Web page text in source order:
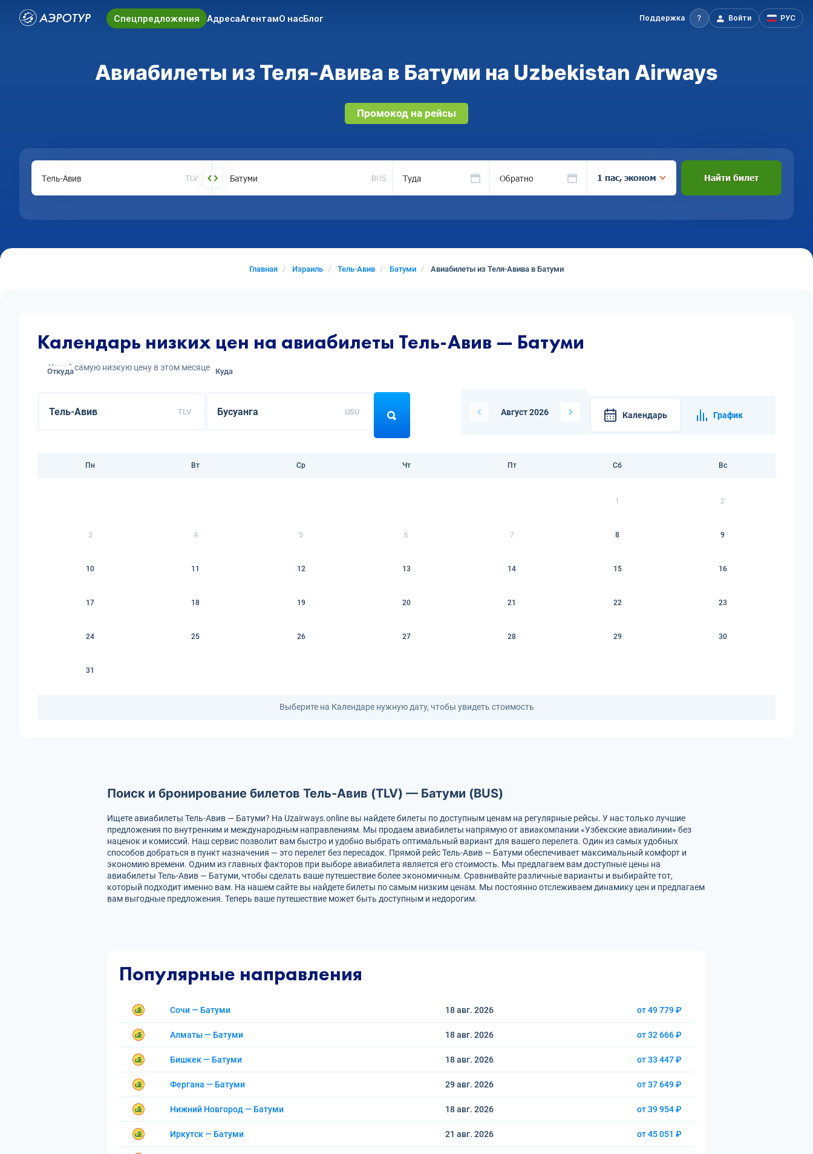
Спецпредложения АдресаАгентамО насБлог Поддержка Войти РУС
Авиабилеты из Теля-Авива в Батуми на Uzbekistan Airways
Промокод на рейсы
TLV BUS Туда Обратно 1 пас, эконом Найти билет
Главная Израиль Тель-Авив Батуми Авиабилеты из Теля-Авива в Батуми
Календарь низких цен на авиабилеты Тель-Авив — Батуми
Узнай самую низкую цену в этом месяце
Откуда
TLV
Куда
USU Август 2026 Календарь График
Пн Вт Ср Чт Пт Сб Вс
1 2
3 4 5 6 7 8 9
10 11 12 13 14 15 16
17 18 19 20 21 22 23
24 25 26 27 28 29 30
31
Выберите на Календаре нужную дату, чтобы увидеть стоимость
Поиск и бронирование билетов Тель-Авив (TLV) — Батуми (BUS)
Ищете авиабилеты Тель-Авив — Батуми? На Uzairways.online вы найдете билеты по доступным ценам на регулярные рейсы. У нас только лучшие
предложения по внутренним и международным направлениям. Мы продаем авиабилеты напрямую от авиакомпании «Узбекские авиалинии» без
наценок и комиссий. Наш сервис позволит вам быстро и удобно выбрать оптимальный вариант для вашего перелета. Один из самых удобных
способов добраться в пункт назначения — это перелет без пересадок. Прямой рейс Тель-Авив — Батуми обеспечивает максимальный комфорт и
экономию времени. Одним из главных факторов при выборе авиабилета является его стоимость. Мы предлагаем вам доступные цены на
авиабилеты Тель-Авив — Батуми, чтобы сделать ваше путешествие более экономичным. Сравнивайте различные варианты и выбирайте тот,
который подходит именно вам. На нашем сайте вы найдете билеты по самым низким ценам. Мы постоянно отслеживаем динамику цен и предлагаем
вам выгодные предложения. Теперь ваше путешествие может быть доступным и недорогим.
Популярные направления
Сочи — Батуми 18 авг. 2026 от 49 779 ₽
Алматы — Батуми 18 авг. 2026 от 32 666 ₽
Бишкек — Батуми 18 авг. 2026 от 33 447 ₽
Фергана — Батуми 29 авг. 2026 от 37 649 ₽
Нижний Новгород — Батуми 18 авг. 2026 от 39 954 ₽
Иркутск — Батуми 21 авг. 2026 от 45 051 ₽